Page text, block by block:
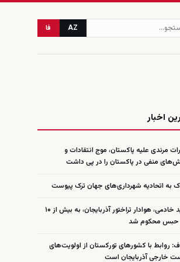
AZ فا
اخبار
مرندی علیه پاکستان، موج انتقادات و
منفی در پاکستان را در پی داشت
به اتحادیه شهرداری‌های جهان ترک پیوست
توحید خادمی، هوادار تراختور آذربایجان، به بیش از ۱۰
حبس محکوم شد
روابط با کشورهای تورکستان از اولویت‌های
خارجی آذربایجان است